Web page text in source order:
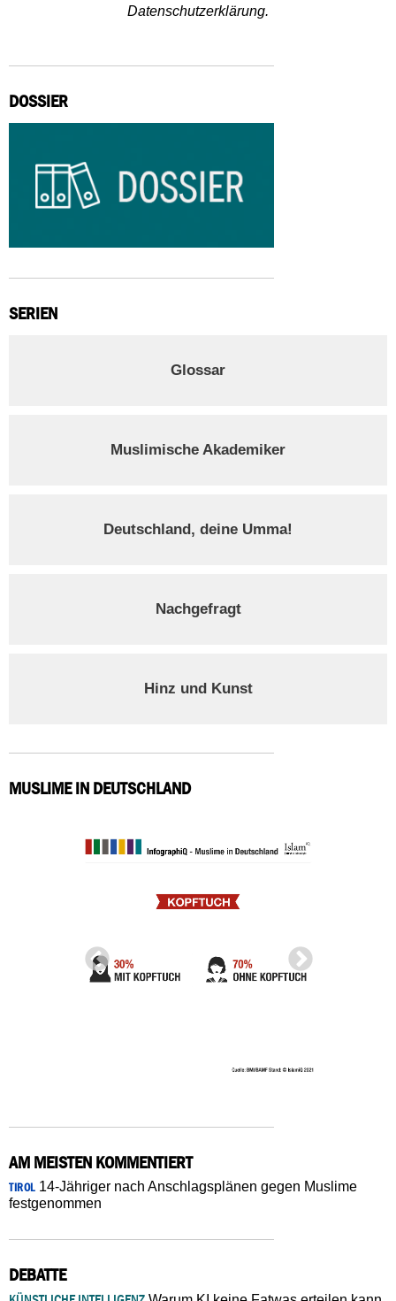
Datenschutzerklärung.
DOSSIER
SERIEN
Glossar
Muslimische Akademiker
Deutschland, deine Umma!
Nachgefragt
Hinz und Kunst
MUSLIME IN DEUTSCHLAND
AM MEISTEN KOMMENTIERT
TIROL14-Jähriger nach Anschlagsplänen gegen Muslime
festgenommen
DEBATTE